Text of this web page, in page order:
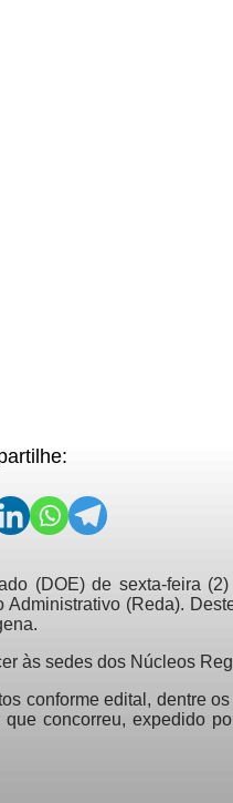
(DOE) de sexta-feira
(Reda).
às sedes dos Núcleos
conforme edital, dentre
concorreu, expedido